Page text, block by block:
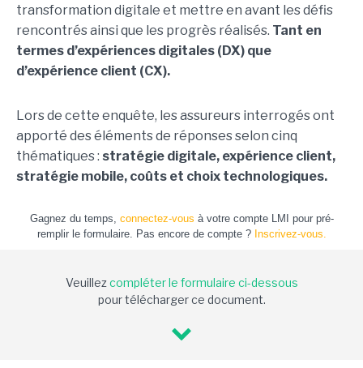
transformation digitale et mettre en avant les défis
rencontrés ainsi que les progrès réalisés. Tant en
termes d’expériences digitales (DX) que
d’expérience client (CX).
Lors de cette enquête, les assureurs interrogés ont
apporté des éléments de réponses selon cinq
thématiques : stratégie digitale, expérience client,
stratégie mobile, coûts et choix technologiques.
Gagnez du temps, connectez-vous à votre compte LMI pour pré-
remplir le formulaire. Pas encore de compte ? Inscrivez-vous.
Veuillezcompléter le formulaire ci-dessous
pour télécharger ce document.